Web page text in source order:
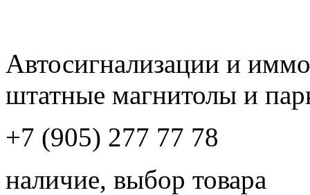
Автосигнализации и
штатные магнитолы и
+7 (905) 277 77 78
наличие, выбор товара